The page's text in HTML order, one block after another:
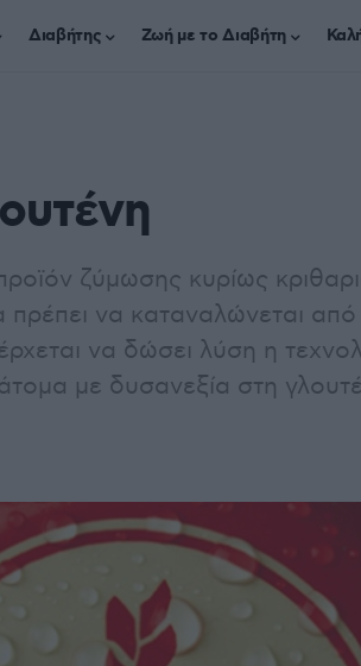
Διαβήτης Ζωή με το Διαβήτη
ζύμωσης κυρίως
να καταναλώνεται
να δώσει λύση η
με δυσανεξία στη